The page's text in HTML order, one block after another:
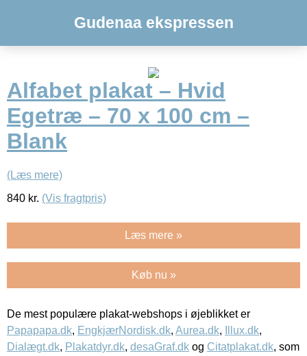
Gudenaa ekspressen
Alfabet plakat – Hvid
Egetræ – 70 x 100 cm –
Blank
(Læs mere)
840 kr. (Vis fragtpris)
Læs mere »
Køb nu »
De mest populære plakat-webshops i øjeblikket er
Papapapa.dk, EngkjærNordisk.dk, Aurea.dk, Illux.dk,
Dialægt.dk, Plakatdyr.dk, desaGraf.dk og Citatplakat.dk, som